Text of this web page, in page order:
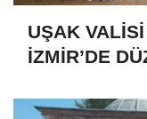
UŞAK
İZMİR’DE